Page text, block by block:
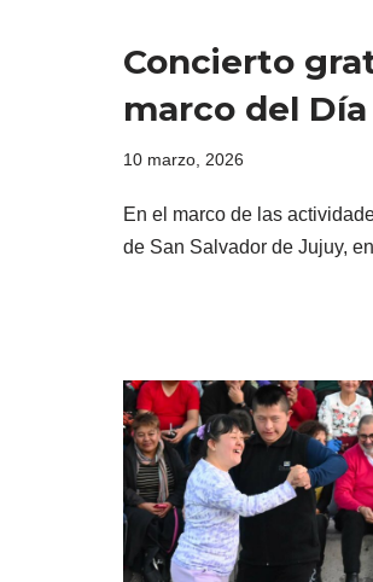
Concierto
marco del
10 marzo, 2026
En el marco de las
de San Salvador de Jujuy,